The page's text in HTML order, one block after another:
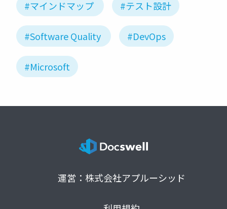
#マインドマップ #テスト設計
#Software Quality #DevOps
#Microsoft
運営：株式会社アプルーシッド